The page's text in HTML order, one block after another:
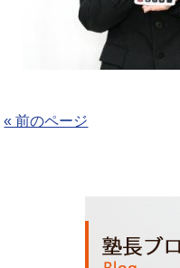
« 前のページ